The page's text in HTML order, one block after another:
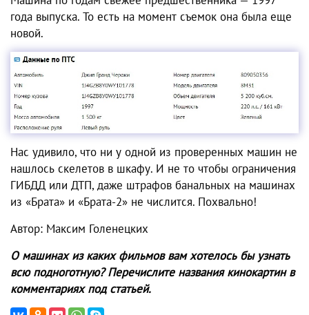
года выпуска. То есть на момент съемок она была еще
новой.
Нас удивило, что ни у одной из проверенных машин не
нашлось скелетов в шкафу. И не то чтобы ограничения
ГИБДД или ДТП, даже штрафов банальных на машинах
из «Брата» и «Брата-2» не числится. Похвально!
Автор: Максим Голенецких
О машинах из каких фильмов вам хотелось бы узнать
всю подноготную? Перечислите названия кинокартин в
комментариях под статьей.